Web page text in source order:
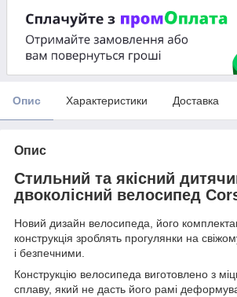
Опис Характеристики Доставка
Опис
Cтильний та якісний
двоколісний велосипед
Новий дизайн велосипеда, його
конструкція зроблять прогулянки на
і безпечними.
Конструкцію велосипеда виготовлено з
сплаву, який не дасть його рамі